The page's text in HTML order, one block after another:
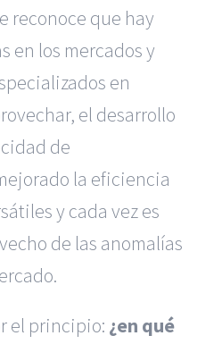
reconoce que hay
en los mercados y
en
el desarrollo
de
la eficiencia
y cada vez es
de las anomalías
el principio: ¿en qué